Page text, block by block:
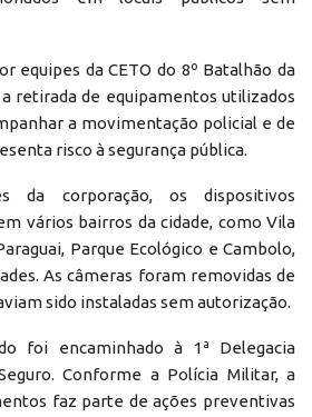
equipes da CETO do 8º Batalhão da
retirada de equipamentos utilizados
a movimentação policial e de
risco à segurança pública.
da corporação, os dispositivos
vários bairros da cidade, como Vila
Parque Ecológico e Cambolo,
As câmeras foram removidas de
sido instaladas sem autorização.
foi encaminhado à 1ª Delegacia
Conforme a Polícia Militar, a
faz parte de ações preventivas